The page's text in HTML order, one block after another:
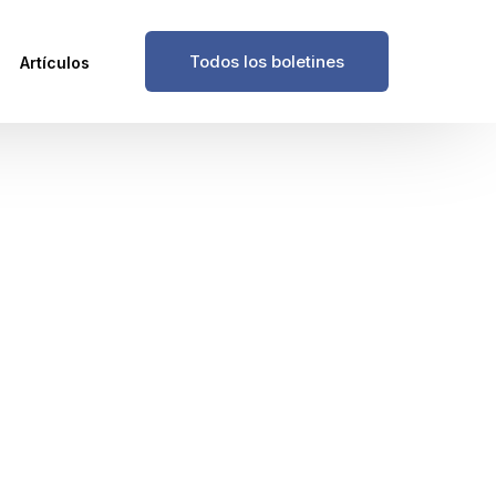
Artículos Todos los boletines